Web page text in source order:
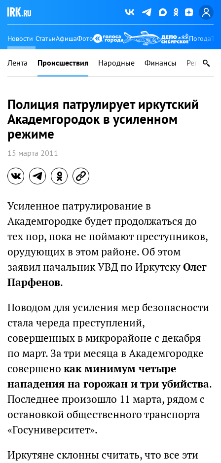
Новости СтатьиАфишаФото Погода
Лента Происшествия Народные Финансы Регионы
Полиция патрулирует иркутский
Академгородок в усиленном
режиме
15 марта 2011
Усиленное патрулирование в
Академгородке будет продолжаться до
тех пор, пока не поймают преступников,
орудующих в этом районе. Об этом
заявил начальник УВД по ИркутскуОлег
Парфенов.
Поводом для усиления мер безопасности
стала череда преступлений,
совершенных в микрорайоне с декабря
по март. За три месяца в Академгородке
совершено как минимум четыре
нападения на горожан и три убийства.
Последнее произошло 11 марта, рядом с
остановкой общественного транспорта
«Госуниверситет».
Иркутяне склонны считать, что все эти